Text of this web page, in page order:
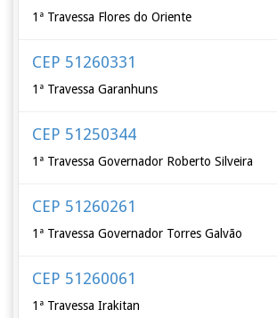
1ª Travessa Flores do Oriente
CEP 51260331
1ª Travessa Garanhuns
CEP 51250344
1ª Travessa Governador Roberto Silveira
CEP 51260261
1ª Travessa Governador Torres Galvão
CEP 51260061
1ª Travessa Irakitan